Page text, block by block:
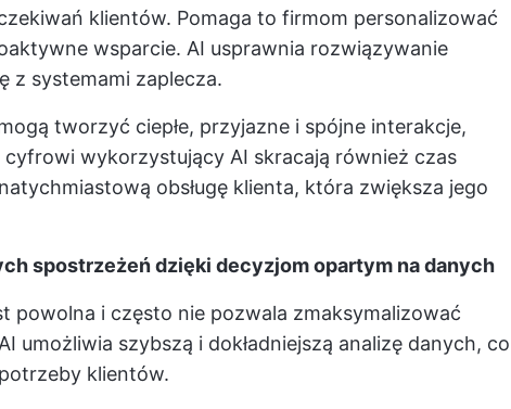
klientów. Pomaga to firmom personalizować
wsparcie. AI usprawnia rozwiązywanie
z systemami zaplecza.
tworzyć ciepłe, przyjazne i spójne interakcje,
wykorzystujący AI skracają również czas
obsługę klienta, która zwiększa jego
spostrzeżeń dzięki decyzjom opartym na danych
powolna i często nie pozwala zmaksymalizować
umożliwia szybszą i dokładniejszą analizę danych, co
klientów.